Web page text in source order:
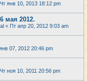
Чт янв 10, 2013 18:12 pm
мая 2012.
« Пт апр 20, 2012 9:03 am
07, 2012 20:46 pm
Чт ноя 10, 2011 20:56 pm